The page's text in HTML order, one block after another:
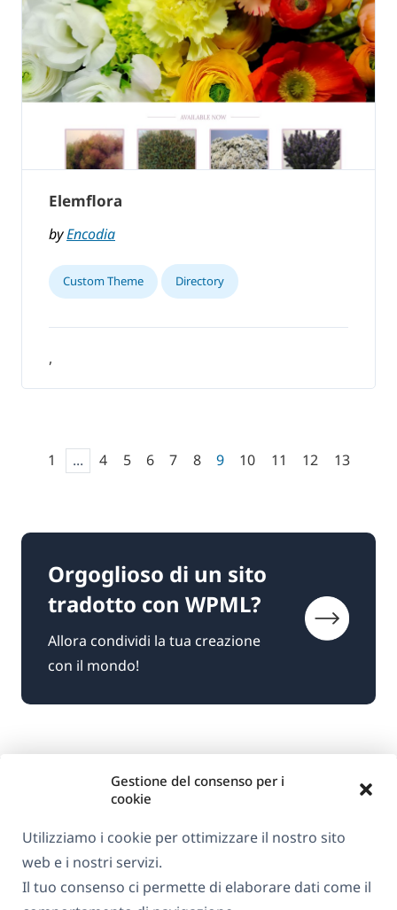
Gestione del consenso per i
cookie
Utilizziamo i cookie per ottimizzare il nostro sito
web e i nostri servizi.
Il tuo consenso ci permette di elaborare dati come il
Elemflora
byEncodia
Custom Theme Directory
,
1 ... 4 5 6 7 8 9 10 11 12 13
Orgoglioso di un sito
tradotto con WPML?
Allora condividi la tua creazione
con il mondo!